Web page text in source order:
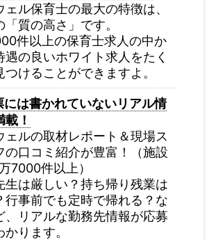
ェル保育士の最大の特徴は、
「質の高さ」です。
件以上の保育士求人の中か
遇の良いホワイト求人をたく
つけることができますよ。
には書かれていないリアル情
！
ェルの取材レポート＆現場ス
の口コミ紹介が豊富！（施設
7000件以上）
生は厳しい？持ち帰り残業は
行事前でも定時で帰れる？な
、リアルな勤務先情報が応募
かります。